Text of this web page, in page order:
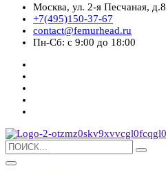
Москва, ул. 2-я Песчаная, д.8
+7(495)150-37-67
contact@femurhead.ru
Пн-Сб: с 9:00 до 18:00